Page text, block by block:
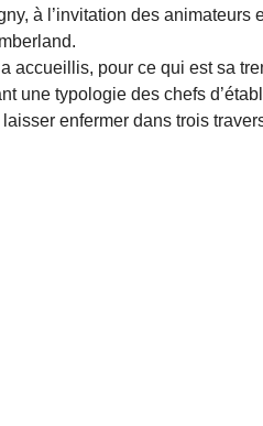
à l’invitation des animateurs
accueillis, pour ce qui est sa
une typologie des chefs
enfermer dans trois